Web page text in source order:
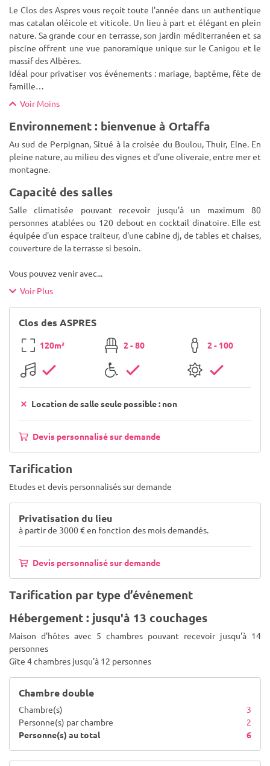
Le Clos des Aspres vous reçoit toute l'année dans un authentique
mas catalan oléicole et viticole. Un lieu à part et élégant en plein
nature. Sa grande cour en terrasse, son jardin méditerranéen et sa
piscine offrent une vue panoramique unique sur le Canigou et le
massif des Albères.
Idéal pour privatiser vos événements : mariage, baptême, fête de
famille…
Voir Moins
Environnement : bienvenue à Ortaffa
Au sud de Perpignan, Situé à la croisée du Boulou, Thuir, Elne. En
pleine nature, au milieu des vignes et d'une oliveraie, entre mer et
montagne.
Capacité des salles
Salle climatisée pouvant recevoir jusqu'à un maximum 80
personnes atablées ou 120 debout en cocktail dinatoire. Elle est
équipée d'un espace traiteur, d'une cabine dj, de tables et chaises,
couverture de la terrasse si besoin.
Vous pouvez venir avec...
Voir Plus
Clos des ASPRES
120m² 2 - 80 2 - 100
Location de salle seule possible : non
Devis personnalisé sur demande
Tarification
Etudes et devis personnalisés sur demande
Privatisation du lieu
à partir de 3000 € en fonction des mois demandés.
Devis personnalisé sur demande
Tarification par type d’événement
Hébergement : jusqu'à 13 couchages
Maison d'hôtes avec 5 chambres pouvant recevoir jusqu'à 14
personnes
Gîte 4 chambres jusqu'à 12 personnes
Chambre double
Chambre(s)
3
Personne(s) par chambre
2
Personne(s) au total
6